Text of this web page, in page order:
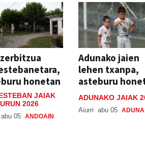
honetan
JAIAK
2026
abu 05 ANDOAIN
Adunako jaien
lehen txanpa,
asteburu
ADUNAKO JAIAK
Aiurri abu 05 ADUNA